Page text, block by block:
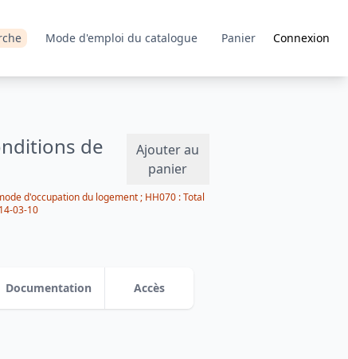
Mode d'emploi du catalogue Panier Connexion
de
Ajouter au
panier
d'occupation du logement ; HH070 : Total
03-10
Documentation Accès